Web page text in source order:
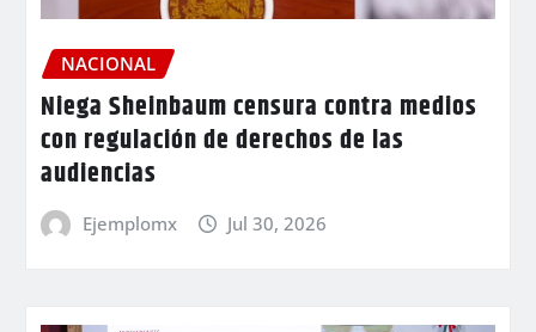
NACIONAL
Niega Sheinbaum censura contra medios
con regulación de derechos de las
audiencias
Ejemplomx Jul 30, 2026